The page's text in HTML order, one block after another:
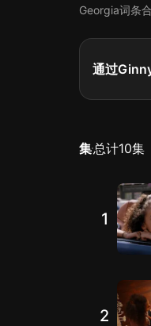
Georgia词条
通过
集总计10集
1
2